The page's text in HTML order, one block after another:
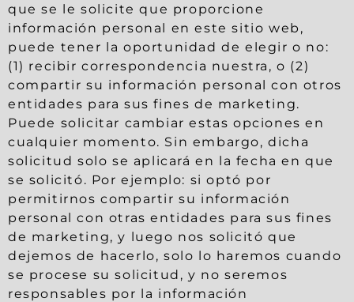
que se le solicite que proporcione
información personal en este sitio web,
puede tener la oportunidad de elegir o no:
(1) recibir correspondencia nuestra, o (2)
compartir su información personal con otros
entidades para sus fines de marketing.
Puede solicitar cambiar estas opciones en
cualquier momento. Sin embargo, dicha
solicitud solo se aplicará en la fecha en que
se solicitó. Por ejemplo: si optó por
permitirnos compartir su información
personal con otras entidades para sus fines
de marketing, y luego nos solicitó que
dejemos de hacerlo, solo lo haremos cuando
se procese su solicitud, y no seremos
responsables por la información